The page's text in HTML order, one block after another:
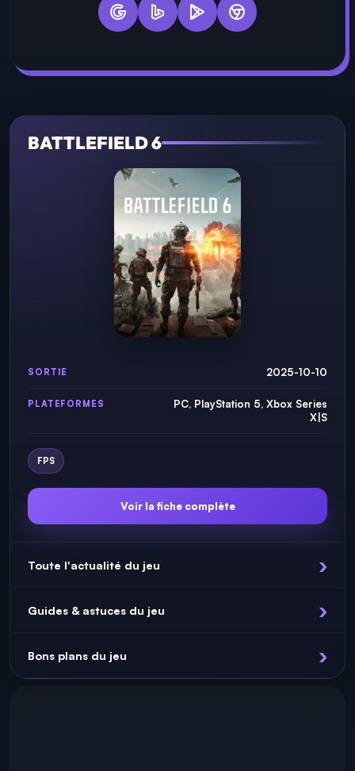
BATTLEFIELD 6
SORTIE 2025-10-10
PLATEFORMES
PC, PlayStation 5, Xbox Series
X|S
FPS
Voir la fiche complète
Toute l'actualité du jeu
Guides & astuces du jeu
Bons plans du jeu